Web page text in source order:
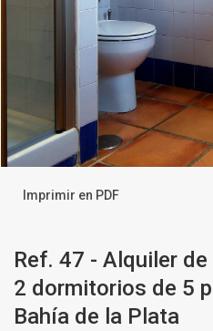
Imprimir en PDF
Ref. 47 - Alquiler
2 dormitorios de 5
Bahía de la Plata